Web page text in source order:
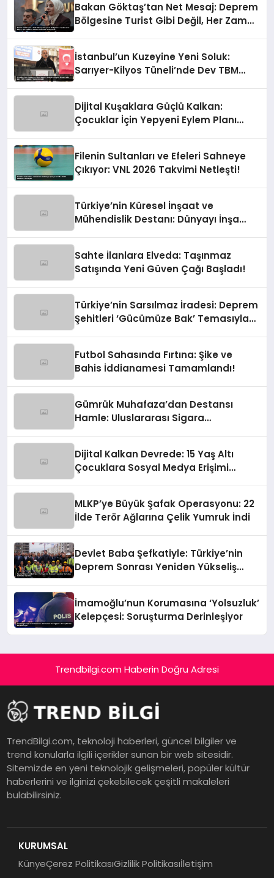
Bakan Göktaş’tan Net Mesaj: Deprem
Bölgesine Turist Gibi Değil, Her Zaman
İstanbul’un Kuzeyine Yeni Soluk:
Sarıyer-Kilyos Tüneli’nde Dev TBM
Dijital Kuşaklara Güçlü Kalkan:
Çocuklar İçin Yepyeni Eylem Planı
Filenin Sultanları ve Efeleri Sahneye
Çıkıyor: VNL 2026 Takvimi Netleşti!
Türkiye’nin Küresel İnşaat ve
Mühendislik Destanı: Dünyayı İnşa
Sahte İlanlara Elveda: Taşınmaz
Satışında Yeni Güven Çağı Başladı!
Türkiye’nin Sarsılmaz İradesi: Deprem
Şehitleri ‘Gücümüze Bak’ Temasıyla
Futbol Sahasında Fırtına: Şike ve
Bahis İddianamesi Tamamlandı!
Gümrük Muhafaza’dan Destansı
Hamle: Uluslararası Sigara
Dijital Kalkan Devrede: 15 Yaş Altı
Çocuklara Sosyal Medya Erişimi
MLKP’ye Büyük Şafak Operasyonu: 22
İlde Terör Ağlarına Çelik Yumruk İndi
Devlet Baba Şefkatiyle: Türkiye’nin
Deprem Sonrası Yeniden Yükseliş
İmamoğlu’nun Korumasına ‘Yolsuzluk’
Kelepçesi: Soruşturma Derinleşiyor
Trendbilgi.com Haberin Doğru Adresi
TrendBilgi.com, teknoloji haberleri, güncel bilgiler ve
trend konularla ilgili içerikler sunan bir web sitesidir.
Sitemizde en yeni teknolojik gelişmeleri, popüler kültür
haberlerini ve ilginizi çekebilecek çeşitli makaleleri
bulabilirsiniz.
KURUMSAL
KünyeÇerez PolitikasıGizlilik Politikasıİletişim